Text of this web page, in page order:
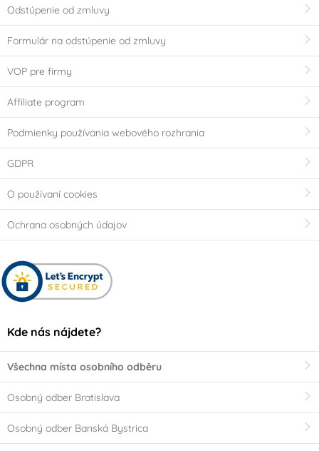
Odstúpenie od zmluvy
Formulár na odstúpenie od zmluvy
VOP pre firmy
Affiliate program
Podmienky používania webového rozhrania
GDPR
O používaní cookies
Ochrana osobných údajov
Kde nás nájdete?
Všechna místa osobního odběru
Osobný odber Bratislava
Osobný odber Banská Bystrica